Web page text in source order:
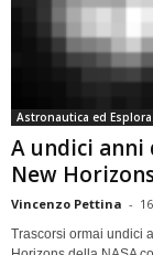
Astronautica ed
A undici anni
New
Vincenzo Pettina -
Trascorsi ormai undici